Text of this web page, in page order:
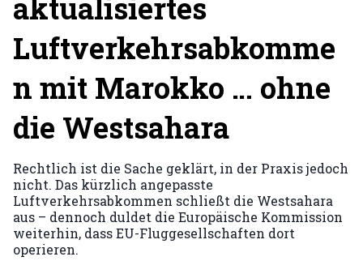
aktualisiertes
Luftverkehrsabkomme
n mit Marokko … ohne
die Westsahara
Rechtlich ist die Sache geklärt, in der Praxis jedoch
nicht. Das kürzlich angepasste
Luftverkehrsabkommen schließt die Westsahara
aus – dennoch duldet die Europäische Kommission
weiterhin, dass EU-Fluggesellschaften dort
operieren.